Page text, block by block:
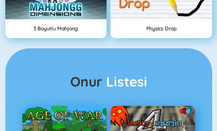
3 Boyutlu Mahjong Physics Drop
Onur Listesi